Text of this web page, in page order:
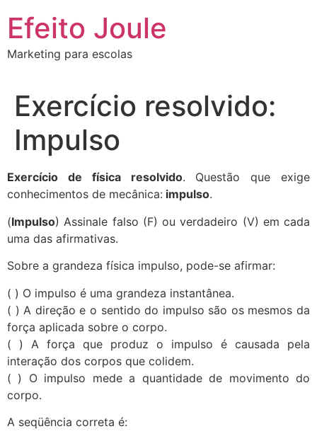
para
conteúdo
Efeito Joule
Marketing para escolas
Exercício resolvido:
Impulso
Exercício de física resolvido. Questão que exige
conhecimentos de mecânica: impulso.
(Impulso) Assinale falso (F) ou verdadeiro (V) em cada
uma das afirmativas.
Sobre a grandeza física impulso, pode-se afirmar:
( ) O impulso é uma grandeza instantânea.
( ) A direção e o sentido do impulso são os mesmos da
força aplicada sobre o corpo.
( ) A força que produz o impulso é causada pela
interação dos corpos que colidem.
( ) O impulso mede a quantidade de movimento do
corpo.
A seqüência correta é: